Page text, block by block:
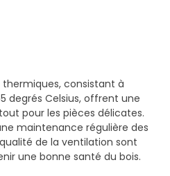
consistant à
degrés Celsius, offrent une
pour les pièces délicates.
maintenance régulière des
de la ventilation sont
une bonne santé du bois.